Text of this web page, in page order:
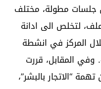
جلسات مطولة، مختلف
لتخلص الى ادانة
المركز في انشطة
وفي المقابل، قررت
“الاتجار بالبشر”،